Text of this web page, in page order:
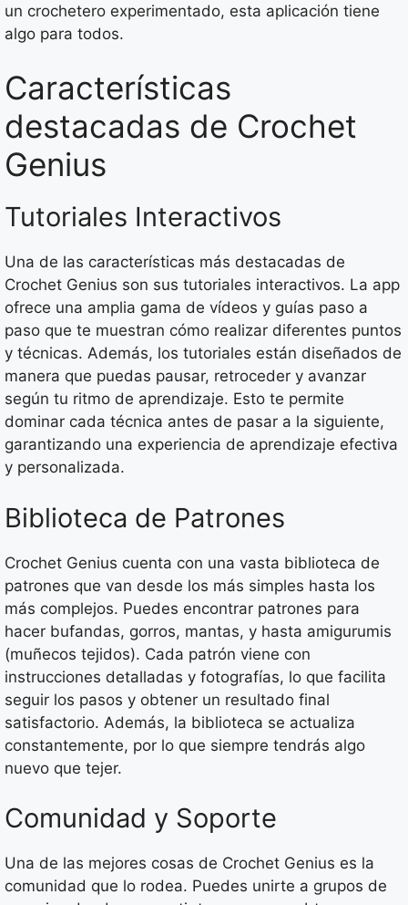
un crochetero experimentado, esta aplicación tiene
algo para todos.
Características
destacadas de Crochet
Genius
Tutoriales Interactivos
Una de las características más destacadas de
Crochet Genius son sus tutoriales interactivos. La app
ofrece una amplia gama de vídeos y guías paso a
paso que te muestran cómo realizar diferentes puntos
y técnicas. Además, los tutoriales están diseñados de
manera que puedas pausar, retroceder y avanzar
según tu ritmo de aprendizaje. Esto te permite
dominar cada técnica antes de pasar a la siguiente,
garantizando una experiencia de aprendizaje efectiva
y personalizada.
Biblioteca de Patrones
Crochet Genius cuenta con una vasta biblioteca de
patrones que van desde los más simples hasta los
más complejos. Puedes encontrar patrones para
hacer bufandas, gorros, mantas, y hasta amigurumis
(muñecos tejidos). Cada patrón viene con
instrucciones detalladas y fotografías, lo que facilita
seguir los pasos y obtener un resultado final
satisfactorio. Además, la biblioteca se actualiza
constantemente, por lo que siempre tendrás algo
nuevo que tejer.
Comunidad y Soporte
Una de las mejores cosas de Crochet Genius es la
comunidad que lo rodea. Puedes unirte a grupos de